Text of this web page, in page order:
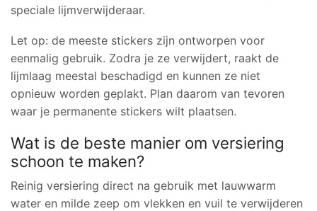
speciale lijmverwijderaar.
Let op: de meeste stickers zijn ontworpen voor
eenmalig gebruik. Zodra je ze verwijdert, raakt de
lijmlaag meestal beschadigd en kunnen ze niet
opnieuw worden geplakt. Plan daarom van tevoren
waar je permanente stickers wilt plaatsen.
Wat is de beste manier om versiering
schoon te maken?
Reinig versiering direct na gebruik met lauwwarm
water en milde zeep om vlekken en vuil te verwijderen